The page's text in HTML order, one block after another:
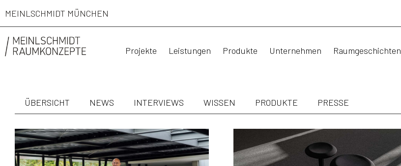
MEINLSCHMIDT MÜNCHEN
Projekte Leistungen Produkte Unternehmen Raumgeschichten
ÜBERSICHT NEWS INTERVIEWS WISSEN PRODUKTE PRESSE